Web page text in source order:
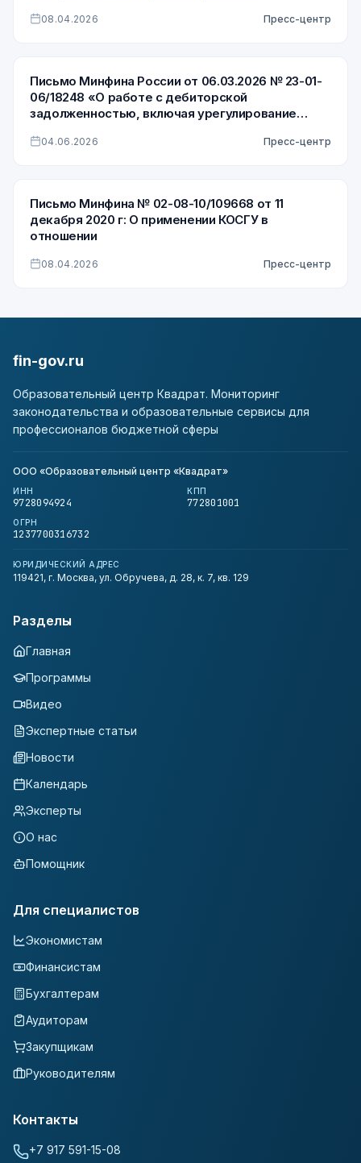
08.04.2026 Пресс-центр
Письмо Минфина России от 06.03.2026 № 23-01-
06/18248 «О работе с дебиторской
задолженностью, включая урегулирование
доходам»
04.06.2026 Пресс-центр
Письмо Минфина № 02-08-10/109668 от 11
декабря 2020 г: О применении КОСГУ в
отношении
08.04.2026 Пресс-центр
fin-gov.ru
Образовательный центр Квадрат. Мониторинг
законодательства и образовательные сервисы для
профессионалов бюджетной сферы
ООО «Образовательный центр «Квадрат»
ИНН
9728094924
КПП
772801001
ОГРН
1237700316732
ЮРИДИЧЕСКИЙ АДРЕС
119421, г. Москва, ул. Обручева, д. 28, к. 7, кв. 129
Разделы
Главная
Программы
Видео
Экспертные статьи
Новости
Календарь
Эксперты
О нас
Помощник
Для специалистов
Экономистам
Финансистам
Бухгалтерам
Аудиторам
Закупщикам
Руководителям
Контакты
+7 917 591-15-08